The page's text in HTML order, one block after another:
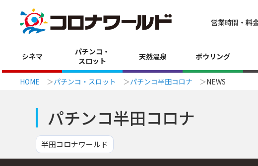
営業時間・料
シネマ
パチンコ・
スロット
天然温泉 ボウリング
HOME パチンコ・スロット パチンコ半田コロナ NEWS
パチンコ半田コロナ
半田コロナワールド